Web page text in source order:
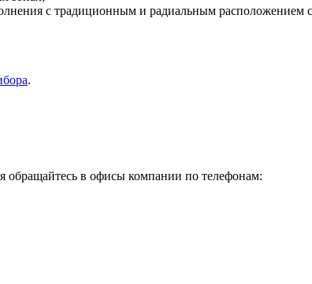
с традиционным и радиальным расположением
.
обращайтесь в офисы компании по телефонам: